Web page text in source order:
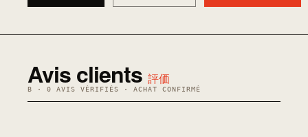
Avis clients 評価
B · 0 AVIS VÉRIFIÉS · ACHAT CONFIRMÉ